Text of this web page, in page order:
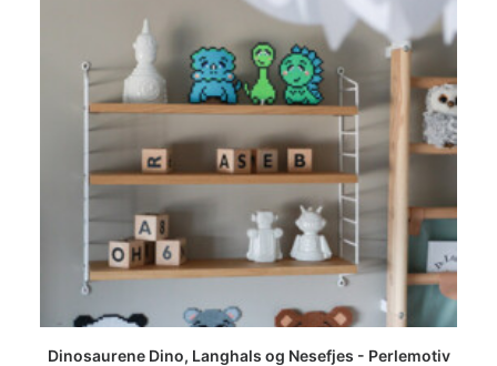
LEGG I HANDLEKURV
Dinosaurene Dino, Langhals og Nesefjes - Perlemotiv